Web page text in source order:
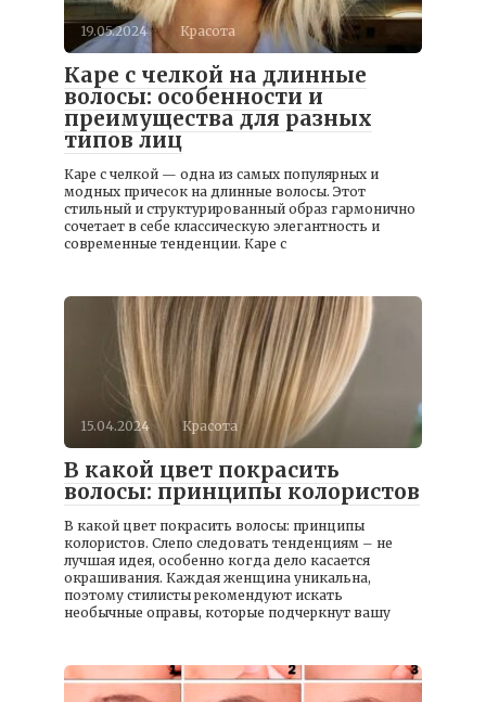
19.05.2024 Красота
Каре с челкой на длинные
волосы: особенности и
преимущества для разных
типов лиц
Каре с челкой — одна из самых популярных и
модных причесок на длинные волосы. Этот
стильный и структурированный образ гармонично
сочетает в себе классическую элегантность и
современные тенденции. Каре с
15.04.2024 Красота
В какой цвет покрасить
волосы: принципы колористов
В какой цвет покрасить волосы: принципы
колористов. Слепо следовать тенденциям – не
лучшая идея, особенно когда дело касается
окрашивания. Каждая женщина уникальна,
поэтому стилисты рекомендуют искать
необычные оправы, которые подчеркнут вашу